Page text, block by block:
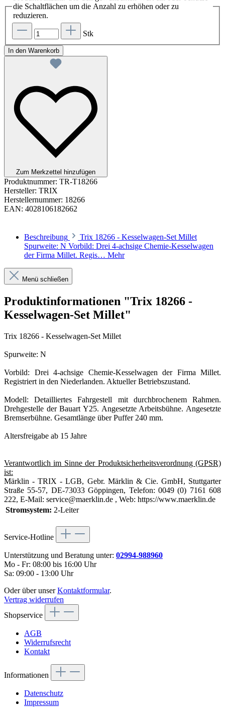
die Schaltflächen um die Anzahl zu erhöhen oder zu
reduzieren.
Stk
In den Warenkorb
Zum Merkzettel hinzufügen
Produktnummer: TR-T18266
Hersteller: TRIX
Herstellernummer: 18266
EAN: 4028106182662
Beschreibung
Trix 18266 - Kesselwagen-Set Millet
Spurweite: N Vorbild: Drei 4-achsige Chemie-Kesselwagen
der Firma Millet. Regis… Mehr
Menü schließen
Produktinformationen "Trix 18266 -
Kesselwagen-Set Millet"
Trix 18266 - Kesselwagen-Set Millet
Spurweite: N
Vorbild: Drei 4-achsige Chemie-Kesselwagen der Firma Millet.
Registriert in den Niederlanden. Aktueller Betriebszustand.
Modell: Detailliertes Fahrgestell mit durchbrochenem Rahmen.
Drehgestelle der Bauart Y25. Angesetzte Arbeitsbühne. Angesetzte
Bremserbühne. Gesamtlänge über Puffer 240 mm.
Altersfreigabe ab 15 Jahre
Verantwortlich im Sinne der Produktsicherheitsverordnung (GPSR)
ist:
Märklin - TRIX - LGB, Gebr. Märklin & Cie. GmbH, Stuttgarter
Straße 55-57, DE-73033 Göppingen, Telefon: 0049 (0) 7161 608
222, E-Mail: service@maerklin.de , Web: https://www.maerklin.de
Stromsystem: 2-Leiter
Service-Hotline
Unterstützung und Beratung unter: 02994-988960
Mo - Fr: 08:00 bis 16:00 Uhr
Sa: 09:00 - 13:00 Uhr
Oder über unserKontaktformular.
Vertrag widerrufen
Shopservice
AGB
Widerrufsrecht
Kontakt
Informationen
Datenschutz
Impressum